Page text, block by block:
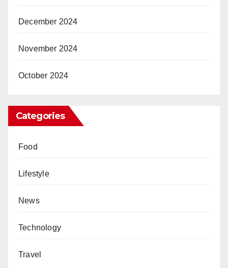
December 2024
November 2024
October 2024
Categories
Food
Lifestyle
News
Technology
Travel